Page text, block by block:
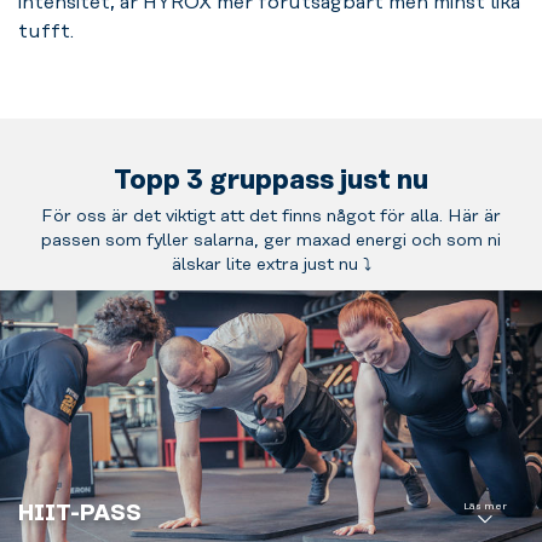
tufft.
Topp 3 gruppass just nu
För oss är det viktigt att det finns något för alla. Här är
passen som fyller salarna, ger maxad energi och som ni
älskar lite extra just nu ⤵️
HIIT-PASS Läs mer
effektivitet.
styrkeövningar,
fokus på över-
och
underkropp
eller hela
kroppen.
Välkommen till
ett effektivt
och svettigt
pass.
Tillsammans
når vi nya
Bli grundstark och
hitta ett lugn. Pilates